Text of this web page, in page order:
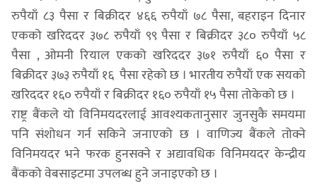
रुपैयाँ ८३ पैसा र बिक्रीदर ४६६ रुपैयाँ ७८ पैसा, बहराइन दिनार
एकको खरिददर ३७८ रुपैयाँ ९९ पैसा र बिक्रीदर ३८० रुपैयाँ ५८
पैसा , ओमनी रियाल एकको खरिददर ३७१ रुपैयाँ ६० पैसा र
बिक्रीदर ३७३ रुपैयाँ १६ पैसा रहेको छ । भारतीय रुपैयाँ एक सयको
खरिददर १६० रुपैयाँ र बिक्रीदर १६० रुपैयाँ १५ पैसा तोकेको छ ।
राष्ट्र बैंकले यो विनिमयदरलाई आवश्यकतानुसार जुनसुकै समयमा
पनि संशोधन गर्न सकिने जनाएको छ । वाणिज्य बैंकले तोक्ने
विनिमयदर भने फरक हुनसक्ने र अद्यावधिक विनिमयदर केन्द्रीय
बैंकको वेबसाइटमा उपलब्ध हुने जनाइएको छ ।